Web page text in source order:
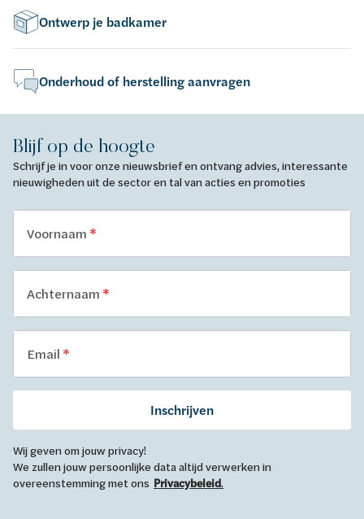
Ontwerp je badkamer
Onderhoud of herstelling aanvragen
Blijf op de hoogte
Schrijf je in voor onze nieuwsbrief en ontvang advies, interessante
nieuwigheden uit de sector en tal van acties en promoties
Voornaam
Achternaam
Email
Inschrijven
Wij geven om jouw privacy!
We zullen jouw persoonlijke data altijd verwerken in
overeenstemming met ons Privacybeleid.